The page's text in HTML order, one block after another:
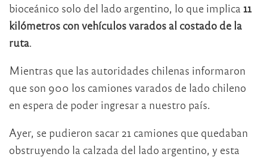
bioceánico solo del lado argentino, lo que implica 11
kilómetros con vehículos varados al costado de la
ruta.
Mientras que las autoridades chilenas informaron
que son 900 los camiones varados de lado chileno
en espera de poder ingresar a nuestro país.
Ayer, se pudieron sacar 21 camiones que quedaban
obstruyendo la calzada del lado argentino, y esta